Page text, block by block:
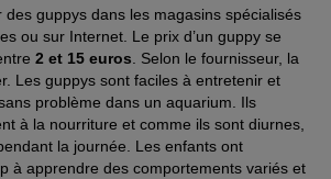
des guppys dans les magasins spécialisés
ou sur Internet. Le prix d’un guppy se
2 et 15 euros . Selon le fournisseur, la
Les guppys sont faciles à entretenir et
problème dans un aquarium. Ils
à la nourriture et comme ils sont diurnes,
la journée. Les enfants ont
à apprendre des comportements variés et